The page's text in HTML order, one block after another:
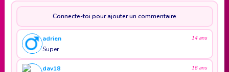
Connecte-toi pour ajouter un commentaire
adrien 14 ans
Super
dav18 16 ans